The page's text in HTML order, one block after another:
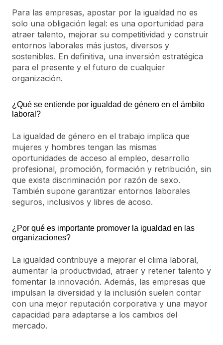
Para las empresas, apostar por la igualdad no es
solo una obligación legal: es una oportunidad para
atraer talento, mejorar su competitividad y construir
entornos laborales más justos, diversos y
sostenibles. En definitiva, una inversión estratégica
para el presente y el futuro de cualquier
organización.
¿Qué se entiende por igualdad de género en el ámbito
laboral?
La igualdad de género en el trabajo implica que
mujeres y hombres tengan las mismas
oportunidades de acceso al empleo, desarrollo
profesional, promoción, formación y retribución, sin
que exista discriminación por razón de sexo.
También supone garantizar entornos laborales
seguros, inclusivos y libres de acoso.
¿Por qué es importante promover la igualdad en las
organizaciones?
La igualdad contribuye a mejorar el clima laboral,
aumentar la productividad, atraer y retener talento y
fomentar la innovación. Además, las empresas que
impulsan la diversidad y la inclusión suelen contar
con una mejor reputación corporativa y una mayor
capacidad para adaptarse a los cambios del
mercado.